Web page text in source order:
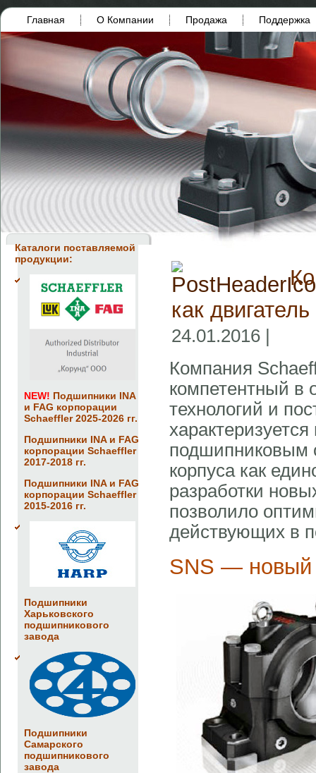
Главная О Компании Продажа Поддержка
Каталоги поставляемой
продукции:
NEW! Подшипники INA
и FAG корпорации
Schaeffler 2025-2026 гг.
Подшипники INA и FAG
корпорации Schaeffler
2017-2018 гг.
Подшипники INA и FAG
корпорации Schaeffler
2015-2016 гг.
Подшипники
Харьковского
подшипникового
завода
Подшипники
Самарского
подшипникового
завода
как
24.01.2016 |
Компания
компетентный в
технологий и
подшипниковым
корпуса как
разработки
позволило
действующих в
SNS — новый